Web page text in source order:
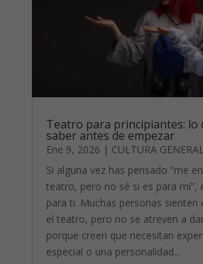
Teatro para principiantes: lo
saber antes de empezar
Ene 9, 2026 | CULTURA
Si alguna vez has pensado “me
teatro, pero no sé si es para mí”,
para ti. Muchas personas sienten
el teatro, pero no se atreven a
porque creen que necesitan
especial o una personalidad...